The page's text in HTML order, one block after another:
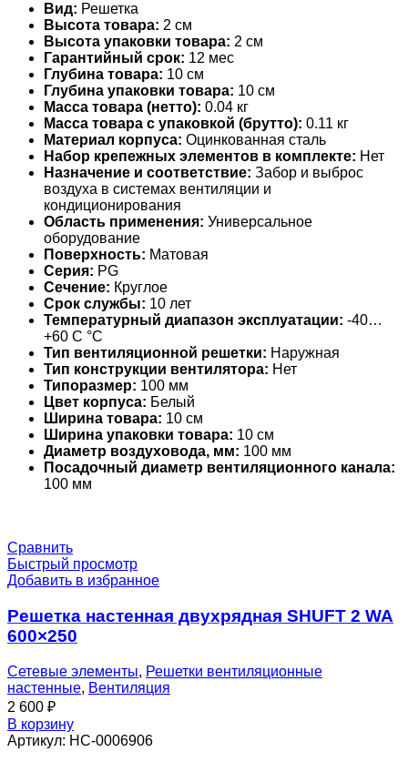
Вид: Решетка
Высота товара: 2 см
Высота упаковки товара: 2 см
Гарантийный срок: 12 мес
Глубина товара: 10 см
Глубина упаковки товара: 10 см
Масса товара (нетто): 0.04 кг
Масса товара с упаковкой (брутто): 0.11 кг
Материал корпуса: Оцинкованная сталь
Набор крепежных элементов в комплекте: Нет
Назначение и соответствие: Забор и выброс
воздуха в системах вентиляции и
кондиционирования
Область применения: Универсальное
оборудование
Поверхность: Матовая
Серия: PG
Сечение: Круглое
Срок службы: 10 лет
Температурный диапазон эксплуатации: -40…
+60 С °С
Тип вентиляционной решетки: Наружная
Тип конструкции вентилятора: Нет
Типоразмер: 100 мм
Цвет корпуса: Белый
Ширина товара: 10 см
Ширина упаковки товара: 10 см
Диаметр воздуховода, мм: 100 мм
Посадочный диаметр вентиляционного канала:
100 мм
Сравнить
Быстрый просмотр
Добавить в избранное
Решетка настенная двухрядная SHUFT 2 WA
600×250
Сетевые элементы, Решетки вентиляционные
настенные, Вентиляция
2 600 ₽
В корзину
Артикул: НС-0006906